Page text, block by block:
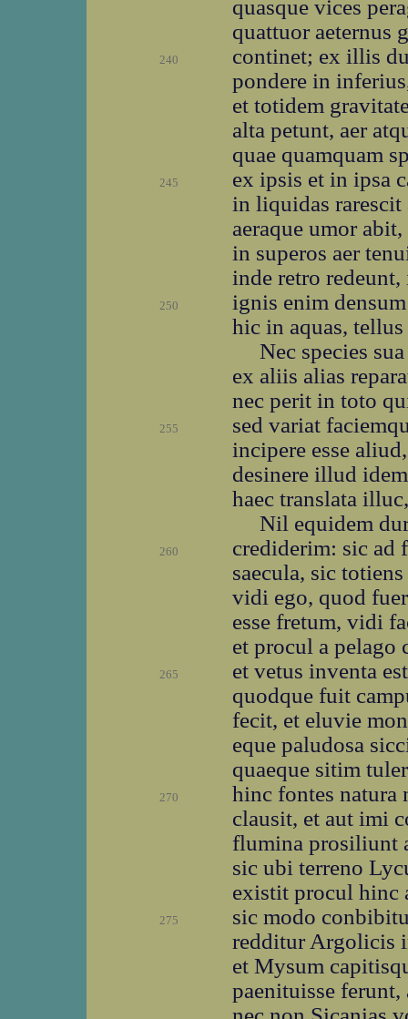
quasque vices
quattuor aeternus
240
continet; ex illis
pondere in
et totidem
alta petunt, aer
quae quamquam
245
ex ipsis et in ipsa
in liquidas rarescit
aeraque umor
in superos aer
inde retro
250
ignis enim
hic in aquas,
Nec species
ex aliis alias
nec perit in toto
255
sed variat
incipere esse
desinere illud
haec translata
Nil equidem
260
crediderim: sic ad
saecula, sic
vidi ego, quod
esse fretum, vidi
et procul a pelago
265
et vetus inventa
quodque fuit
fecit, et eluvie
eque paludosa
quaeque sitim
270
hinc fontes
clausit, et aut imi
flumina prosiliunt
sic ubi terreno
existit procul hinc
275
sic modo
redditur Argolicis
et Mysum
paenituisse